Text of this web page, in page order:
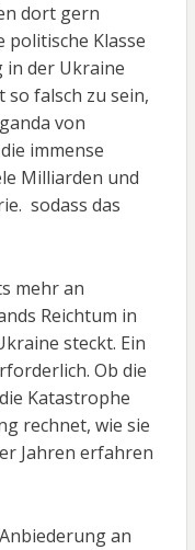
dort gern
politische Klasse
in der Ukraine
so falsch zu sein,
von
immense
Milliarden und
sodass das
mehr an
Reichtum in
steckt. Ein
Ob die
Katastrophe
rechnet, wie sie
Jahren erfahren
an